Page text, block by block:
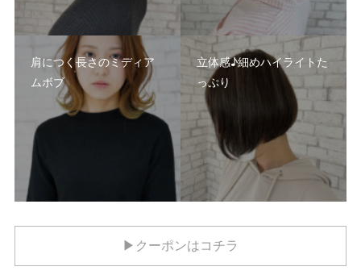
肩につく長さのミディア
ムボブ
立体感♪細めハイライトた
っぷり
▶クーポンはコチラ